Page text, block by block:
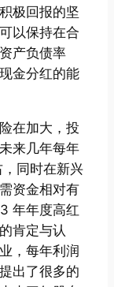
极回报的坚
以保持在合
产负债率
金分红的能
在加大，投
来几年每年
同时在新兴
资金相对有
年年度高红
肯定与认
，每年利润
出了很多的